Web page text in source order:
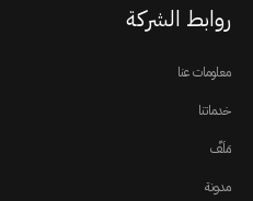
روابط الشركة
معلومات عنا
خدماتنا
مَلَفّ
مدونة